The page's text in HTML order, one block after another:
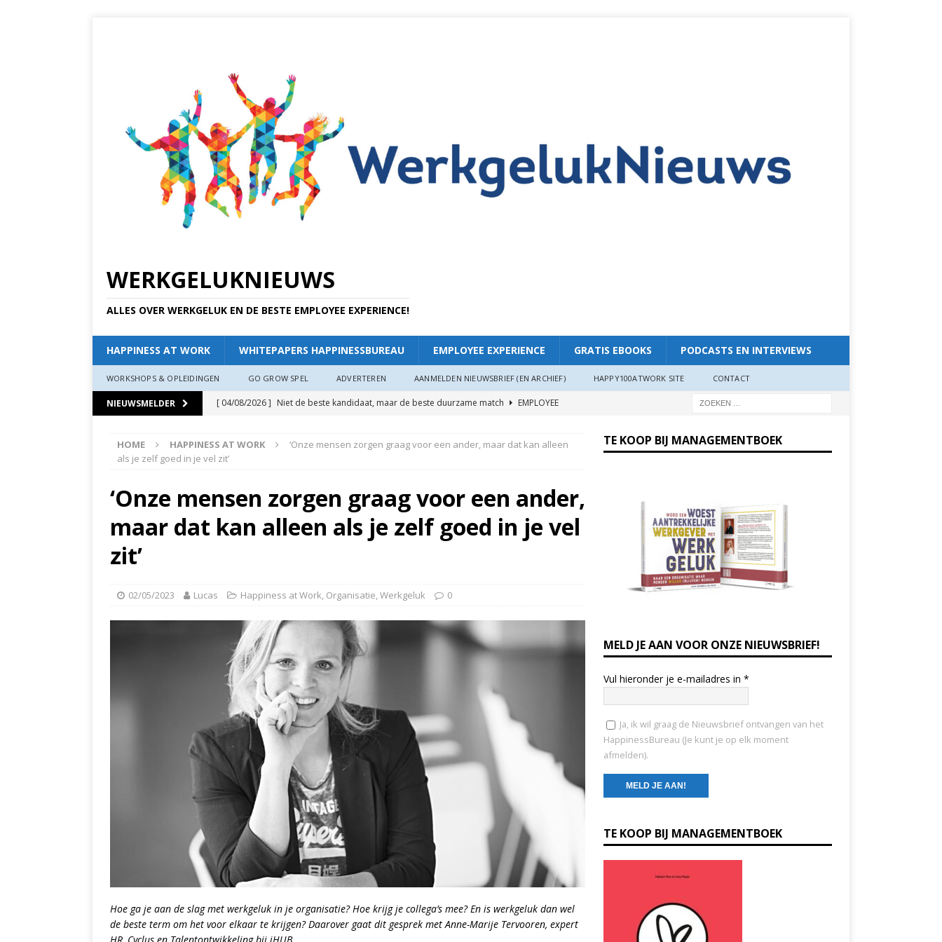
WERKGELUKNIEUWS
ALLES OVER WERKGELUK EN DE BESTE EMPLOYEE EXPERIENCE!
HAPPINESS AT WORK WHITEPAPERS HAPPINESSBUREAU EMPLOYEE EXPERIENCE GRATIS EBOOKS PODCASTS EN INTERVIEWS
WORKSHOPS & OPLEIDINGEN GO GROW SPEL ADVERTEREN AANMELDEN NIEUWSBRIEF (EN ARCHIEF) HAPPY100ATWORK SITE CONTACT
NIEUWSMELDER [ 04/08/2026 ] Niet de beste kandidaat, maar de beste duurzame match
EMPLOYEE
[ 11/07/2026 ]
De leidinggevende die echt luistert
HAPPINESS AT WORK
HAPPINESS AT WORK
[ 19/06/2026 ] Zo creëer je meer plezier en verbinding op het werk: “Als je goed in je vel
HAPPINESS AT WORK
HOME HAPPINESS AT WORK
‘Onze mensen zorgen graag voor een ander, maar dat kan alleen
als je zelf goed in je vel zit’
‘Onze mensen zorgen graag voor een ander,
maar dat kan alleen als je zelf goed in je vel
zit’
02/05/2023 Lucas Happiness at Work, Organisatie,Werkgeluk 0
Hoe ga je aan de slag met werkgeluk in je organisatie? Hoe krijg je collega’s mee? En is werkgeluk dan wel
de beste term om het voor elkaar te krijgen? Daarover gaat dit gesprek met Anne-Marije Tervooren, expert
TE KOOP BIJ MANAGEMENTBOEK
MELD JE AAN VOOR ONZE NIEUWSBRIEF!
Vul hieronder je e-mailadres in *
Ja, ik wil graag de Nieuwsbrief ontvangen van het
HappinessBureau (Je kunt je op elk moment
afmelden).
o
n
s
TE KOOP BIJ MANAGEMENTBOEK